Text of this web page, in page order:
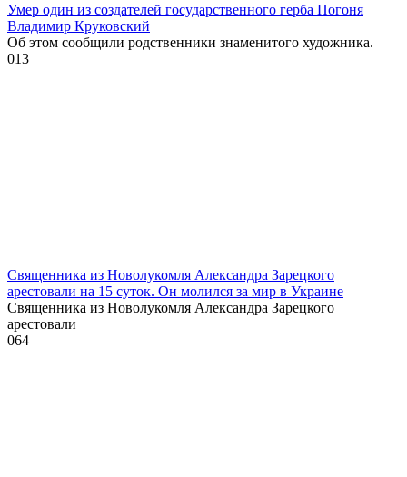
Умер один из создателей государственного герба Погоня
Владимир Круковский
Об этом сообщили родственники знаменитого художника.
013
Священника из Новолукомля Александра Зарецкого
арестовали на 15 суток. Он молился за мир в Украине
Священника из Новолукомля Александра Зарецкого
арестовали
064